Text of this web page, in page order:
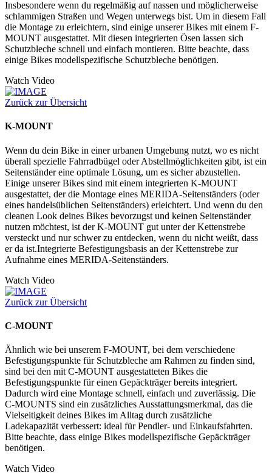
Insbesondere wenn du regelmäßig auf nassen und möglicherweise
schlammigen Straßen und Wegen unterwegs bist. Um in diesem Fall
die Montage zu erleichtern, sind einige unserer Bikes mit einem F-
MOUNT ausgestattet. Mit diesen integrierten Ösen lassen sich
Schutzbleche schnell und einfach montieren. Bitte beachte, dass
einige Bikes modellspezifische Schutzbleche benötigen.
Watch Video
Zurück zur Übersicht
K-MOUNT
Wenn du dein Bike in einer urbanen Umgebung nutzt, wo es nicht
überall spezielle Fahrradbügel oder Abstellmöglichkeiten gibt, ist ein
Seitenständer eine optimale Lösung, um es sicher abzustellen.
Einige unserer Bikes sind mit einem integrierten K-MOUNT
ausgestattet, der die Montage eines MERIDA-Seitenständers (oder
eines handelsüblichen Seitenständers) erleichtert. Und wenn du den
cleanen Look deines Bikes bevorzugst und keinen Seitenständer
nutzen möchtest, ist der K-MOUNT gut unter der Kettenstrebe
versteckt und nur schwer zu entdecken, wenn du nicht weißt, dass
er da ist.Integrierte Befestigungsbasis an der Kettenstrebe zur
Aufnahme eines MERIDA-Seitenständers.
Watch Video
Zurück zur Übersicht
C-MOUNT
Ähnlich wie bei unserem F-MOUNT, bei dem verschiedene
Befestigungspunkte für Schutzbleche am Rahmen zu finden sind,
sind bei den mit C-MOUNT ausgestatteten Bikes die
Befestigungspunkte für einen Gepäckträger bereits integriert.
Dadurch wird eine Montage schnell, einfach und zuverlässig. Die
C-MOUNTS sind ein zusätzliches Ausstattungsmerkmal, das die
Vielseitigkeit deines Bikes im Alltag durch zusätzliche
Ladekapazität verbessert: ideal für Pendler- und Einkaufsfahrten.
Bitte beachte, dass einige Bikes modellspezifische Gepäckträger
benötigen.
Watch Video